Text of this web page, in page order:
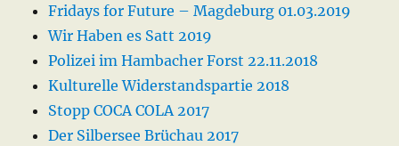
Fridays for Future – Magdeburg 01.03.2019
Wir Haben es Satt 2019
Polizei im Hambacher Forst 22.11.2018
Kulturelle Widerstandspartie 2018
Stopp COCA COLA 2017
Der Silbersee Brüchau 2017